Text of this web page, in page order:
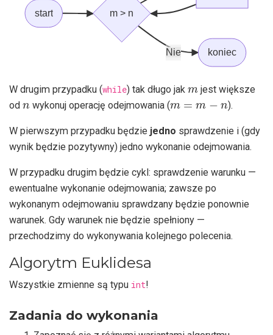
Nie
start m > n
koniec
W drugim przypadku (while) tak długo jak
jest większe
od
n
wykonuj operację odejmowania (
m= m−n
).
W pierwszym przypadku będzie jedno sprawdzenie i (gdy
wynik będzie pozytywny) jedno wykonanie odejmowania.
W przypadku drugim będzie cykl: sprawdzenie warunku —
ewentualne wykonanie odejmowania; zawsze po
wykonanym odejmowaniu sprawdzany będzie ponownie
warunek. Gdy warunek nie będzie spełniony —
przechodzimy do wykonywania kolejnego polecenia.
Algorytm Euklidesa
Wszystkie zmienne są typu int!
Zadania do wykonania